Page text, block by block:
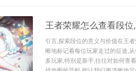
王者荣耀怎么查看段
引言,探索段位的意义与价值在王
晰地标记着每位玩家走过的征途,
多玩家,特别是新手,往往对如何查